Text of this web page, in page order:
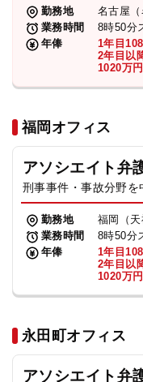
勤務地
名古屋（
業務時間
8時50分
年俸
1年目
2年目以
1020万円
福岡オフィス
アソシエイト弁
刑事事件・事故分野を
勤務地
福岡（天
業務時間
8時50分
年俸
1年目
2年目以
1020万円
永田町オフィス
アソシエイト弁